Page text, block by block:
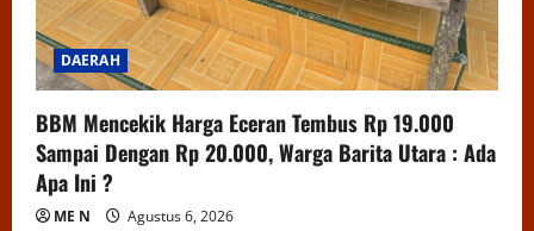
DAERAH
BBM Mencekik Harga Eceran Tembus Rp 19.000
Sampai Dengan Rp 20.000, Warga Barita Utara : Ada
Apa Ini ?
ME N Agustus 6, 2026